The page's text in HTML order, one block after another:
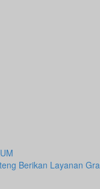
Berikan Layanan